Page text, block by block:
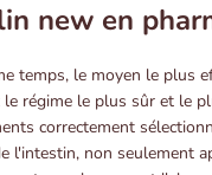
new en
temps, le moyen le plus
régime le plus sûr et le
correctement
l'intestin, non seulement